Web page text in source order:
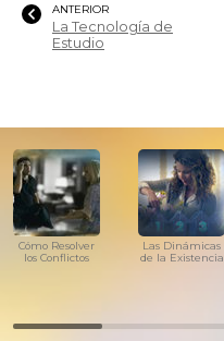
ANTERIOR
La Tecnología de
Estudio
Cómo Resolver
los Conflictos
Las Dinámicas
de la Existencia